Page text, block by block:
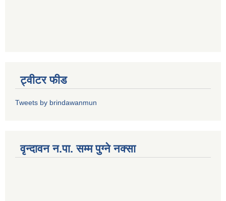
ट्वीटर फीड
Tweets by brindawanmun
वृन्दावन न.पा. सम्म पुग्ने नक्सा